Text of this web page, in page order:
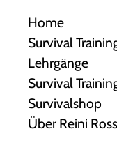
Home
Survival
Lehrgänge
Survival
Survivalshop
Über Reini